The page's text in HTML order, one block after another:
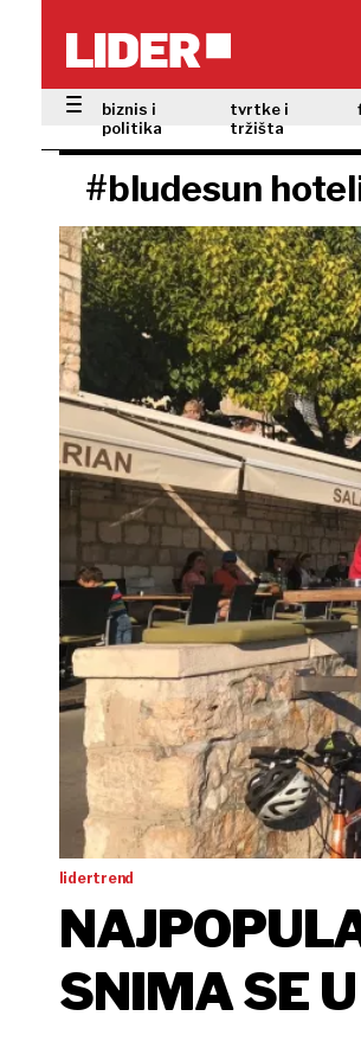
biznis i
politika
tvrtke i
tržišta
#bludesun
lidertrend
SNIMA SE